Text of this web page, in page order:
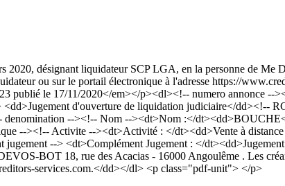
2020, désignant liquidateur SCP LGA, en la personne de
ou sur le portail électronique à l'adresse https://
publié le 17/11/2020</em></p><dl><!-- numero annonce
d'ouverture de liquidation judiciaire</dd><!--
--><!-- Nom --><dt>Nom :</
--><!-- Activite --><dt>Activité : </dt><dd>Vente à distance
--> <dt>Complément Jugement : </
BOT 18, rue des Acacias - 16000 Angoulême . Les
services.com.</dd></dl> <p class="pdf-unit"> </p>